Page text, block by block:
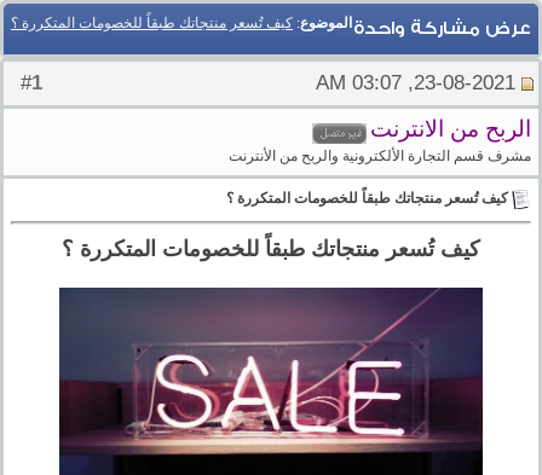
الموضوع: كيف تُسعر منتجاتك طبقاً للخصومات المتكررة ؟ عرض مشاركة واحدة
1
الربح من الانترنت
مشرف قسم التجارة الألكترونية والربح من الأنترنت
كيف تُسعر منتجاتك طبقاً للخصومات المتكررة ؟
كيف تُسعر منتجاتك طبقاً للخصومات المتكررة ؟